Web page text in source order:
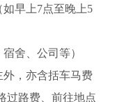
早上7点至晚上5
舍、公司等）
，亦含括车马费
过路费、前往地点